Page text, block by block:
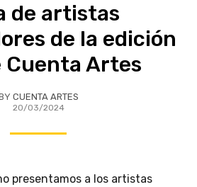
de artistas
de la edición
Cuenta Artes
CUENTA ARTES
20/03/2024
presentamos a los artistas